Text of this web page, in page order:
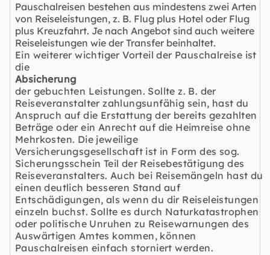
Pauschalreisen bestehen aus mindestens zwei Arten
von Reiseleistungen, z. B. Flug plus Hotel oder Flug
plus Kreuzfahrt. Je nach Angebot sind auch weitere
Reiseleistungen wie der Transfer beinhaltet.
Ein weiterer wichtiger Vorteil der Pauschalreise ist
die
Absicherung
der gebuchten Leistungen. Sollte z. B. der
Reiseveranstalter zahlungsunfähig sein, hast du
Anspruch auf die Erstattung der bereits gezahlten
Beträge oder ein Anrecht auf die Heimreise ohne
Mehrkosten. Die jeweilige
Versicherungsgesellschaft ist in Form des sog.
Sicherungsschein Teil der Reisebestätigung des
Reiseveranstalters. Auch bei Reisemängeln hast du
einen deutlich besseren Stand auf
Entschädigungen, als wenn du dir Reiseleistungen
einzeln buchst. Sollte es durch Naturkatastrophen
oder politische Unruhen zu Reisewarnungen des
Auswärtigen Amtes kommen, können
Pauschalreisen einfach storniert werden.